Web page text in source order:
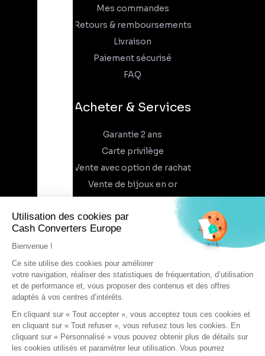
Mes commandes
Retours & remboursements
Livraison
Paiement sécurisé
FAQ
Acheter & Services
Garantie 2 ans
Carte privilège
Vente avec option de rachat
Vente de bijoux en or
À propos
Recrutement
Trouvez un magasin
Rejoindre l'aventure
DEVENIR FRANCHISÉ